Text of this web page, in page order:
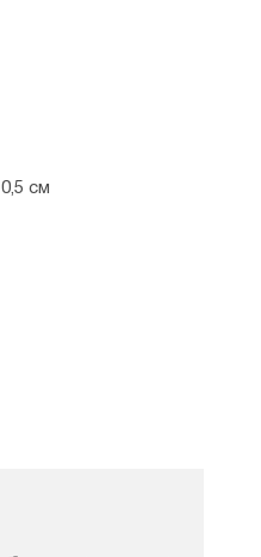
см